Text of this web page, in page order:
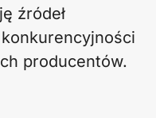
źródeł
producentów.